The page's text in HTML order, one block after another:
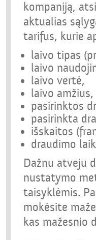
kompaniją,
aktualias
tarifus, kurie
laivo tipas
laivo
laivo vertė,
laivo amžius,
pasirinktos
pasirinkta
išskaitos
draudimo
Dažnu atveju
nustatymo
taisyklėmis.
mokėsite
kas mažesnio